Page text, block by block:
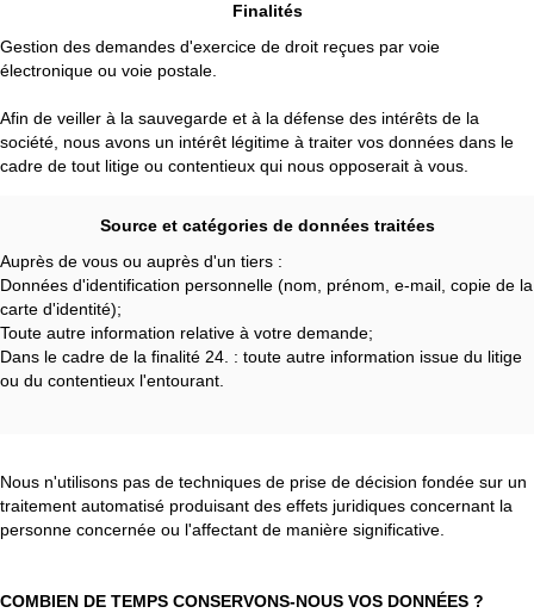
Finalités
Gestion des demandes d'exercice de droit reçues par voie
électronique ou voie postale.
Afin de veiller à la sauvegarde et à la défense des intérêts de la
société, nous avons un intérêt légitime à traiter vos données dans le
cadre de tout litige ou contentieux qui nous opposerait à vous.
Source et catégories de données traitées
Auprès de vous ou auprès d'un tiers :
Données d'identification personnelle (nom, prénom, e-mail, copie de la
carte d'identité);
Toute autre information relative à votre demande;
Dans le cadre de la finalité 24. : toute autre information issue du litige
ou du contentieux l'entourant.
Nous n'utilisons pas de techniques de prise de décision fondée sur un
traitement automatisé produisant des effets juridiques concernant la
personne concernée ou l'affectant de manière significative.
COMBIEN DE TEMPS CONSERVONS-NOUS VOS DONNÉES ?